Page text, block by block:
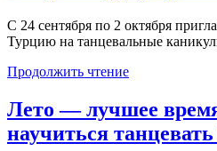
С 24 сентября по 2 октября
Турцию на танцевальные
Продолжить чтение
Лето — лучшее
научиться танцевать